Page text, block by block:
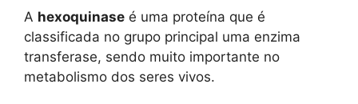
A hexoquinase é uma proteína que é
classificada no grupo principal uma enzima
transferase, sendo muito importante no
metabolismo dos seres vivos.